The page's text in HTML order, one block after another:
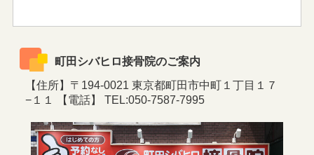
町田シバヒロ接骨院のご案内
【住所】〒194-0021 東京都町田市中町１丁目１７
−１１ 【電話】 TEL:050-7587-7995